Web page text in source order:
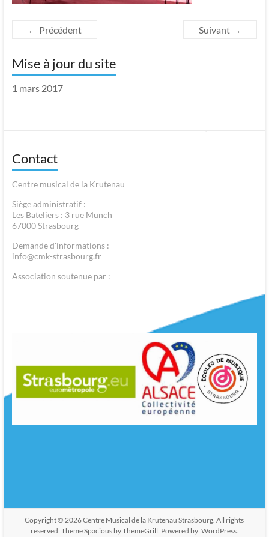
← Précédent Suivant →
Mise à jour du site
1 mars 2017
Contact
Centre musical de la Krutenau
Siège administratif :
Les Bateliers : 3 rue Munch
67000 Strasbourg
Demande d'informations :
info@cmk-strasbourg.fr
Association soutenue par :
Copyright © 2026Centre Musical de la Krutenau Strasbourg . All rights
reserved. ThemeSpaciousby ThemeGrill. Powered by: WordPress.